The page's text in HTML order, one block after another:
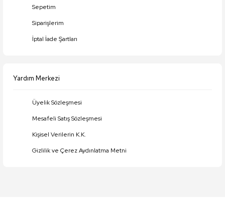
Sepetim
Siparişlerim
İptal İade Şartları
Yardım Merkezi
Üyelik Sözleşmesi
Mesafeli Satış Sözleşmesi
Kişisel Verilerin K.K.
Gizlilik ve Çerez Aydınlatma Metni